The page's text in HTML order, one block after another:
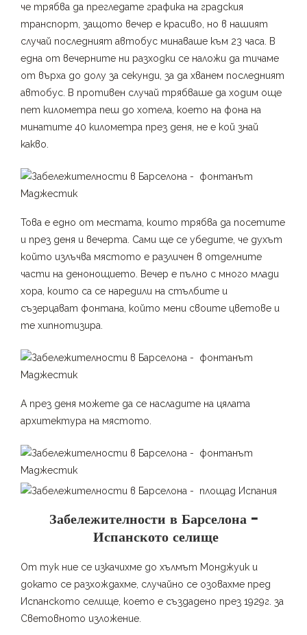
че трябва да прегледате графика на градския
транспорт, защото вечер е красиво, но в нашият
случай последният автобус минаваше към 23 часа. В
една от вечерните ни разходки се наложи да тичаме
от върха до долу за секунди, за да хванем последният
автобус. В противен случай трябваше да ходим още
пет километра пеш до хотела, което на фона на
минатите 40 километра през деня, не е кой знай
какво.
Това е едно от местата, които трябва да посетите
и през деня и вечерта. Сами ще се убедите, че духът
който излъчва мястото е различен в отделните
части на денонощието. Вечер е пълно с много млади
хора, които са се наредили на стълбите и
съзерцават фонтана, който мени своите цветове и
те хипнотизира.
А през деня можете да се насладите на цялата
архитектура на мястото.
Забележителности в Барселона –
Испанското селище
От тук ние се изкачихме до хълмът Монджуик и
докато се разхождахме, случайно се озовахме пред
Испанското селище, което е създадено през 1929г. за
Световното изложение.